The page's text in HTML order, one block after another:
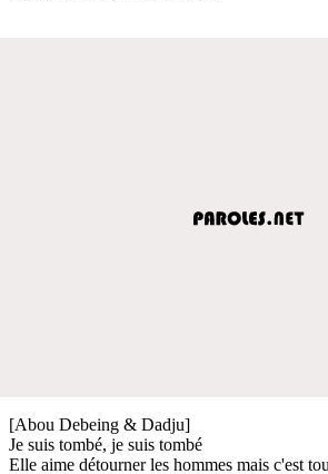
[Abou Debeing & Dadju]
Je suis tombé, je suis tombé
Elle aime détourner les hommes mais c'est